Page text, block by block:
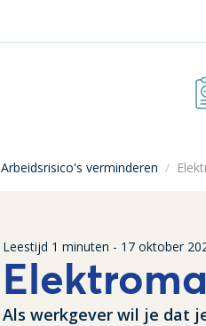
Arbeidsrisico's verminderen /
Leestijd 1 minuten - 17 oktober
Als werkgever wil je dat